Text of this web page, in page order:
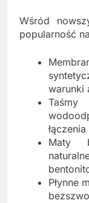
Wśród
popularność
warunki
Maty
Płynne